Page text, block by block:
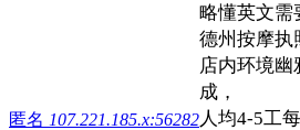
匿名 107.221.185.x:56282
略懂英文需
德州按摩执
店内环境
成，
人均4-5工